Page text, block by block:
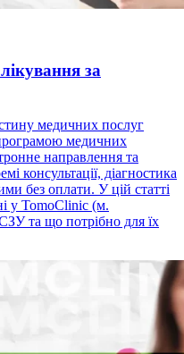
за
медичних послуг
медичних
направлення та
консультації, діагностика
без оплати. У цій статті
у TomoClinic (м.
та що потрібно для їх